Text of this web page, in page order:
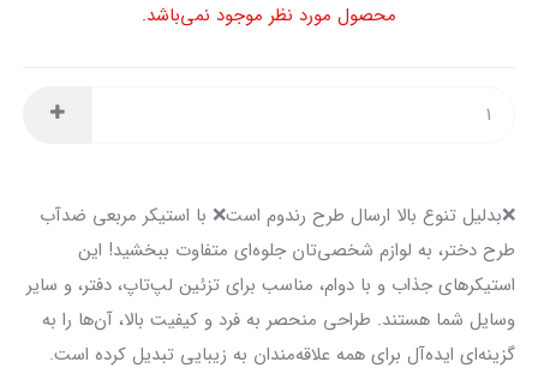
محصول مورد نظر موجود نمی‌باشد.
❌️بدلیل تنوع بالا ارسال طرح رندوم است❌️ با استیکر مربعی ضدآب
طرح دختر، به لوازم شخصی‌تان جلوه‌ای متفاوت ببخشید! این
استیکرهای جذاب و با دوام، مناسب برای تزئین لپ‌تاپ، دفتر، و سایر
وسایل شما هستند. طراحی منحصر به فرد و کیفیت بالا، آن‌ها را به
گزینه‌ای ایده‌آل برای همه علاقه‌مندان به زیبایی تبدیل کرده است.